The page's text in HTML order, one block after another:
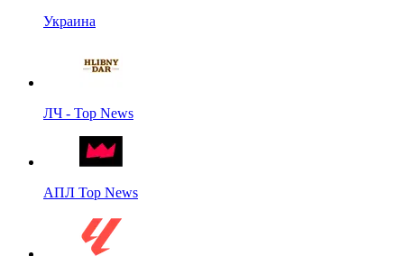
Украина
ЛЧ - Top News
АПЛ Top News